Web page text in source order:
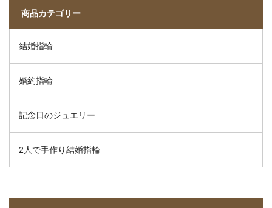
商品カテゴリー
結婚指輪
婚約指輪
記念日のジュエリー
2人で手作り結婚指輪